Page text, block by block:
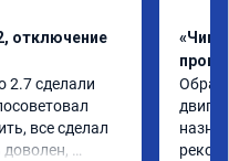
отключение
2.7 сделали
все сделал
«Чип